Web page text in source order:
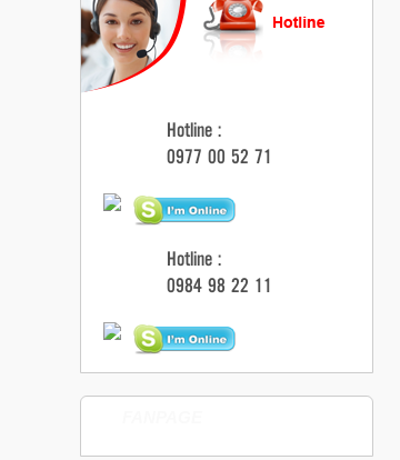
Hotline :
0977 00 52 71
Hotline :
0984 98 22 11